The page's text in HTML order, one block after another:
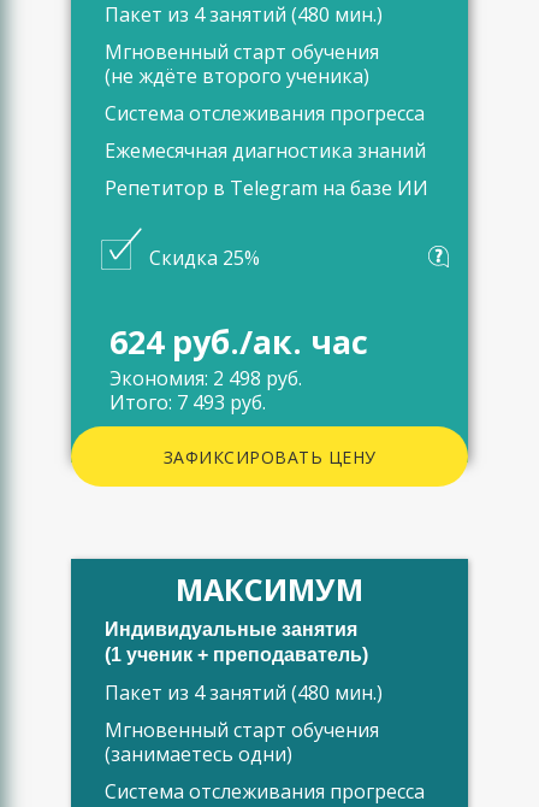
Пакет из 4 занятий (480 мин.)
Мгновенный старт обучения
(не ждёте второго ученика)
Система отслеживания прогресса
Ежемесячная диагностика знаний
Репетитор в Telegram на базе ИИ
Скидка 25%
624 руб./ак. час
Экономия: 2 498 руб.
Итого: 7 493 руб.
ЗАФИКСИРОВАТЬ ЦЕНУ
МАКСИМУМ
Индивидуальные занятия
(1 ученик + преподаватель)
Пакет из 4 занятий (480 мин.)
Мгновенный старт обучения
(занимаетесь одни)
Система отслеживания прогресса